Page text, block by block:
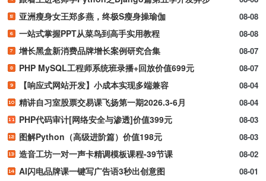
08-08
亚洲瘦身女王郑多燕，终极S瘦身操瑜伽
08-08
一站式掌握PPT从菜鸟到高手实用教程
08-07
增长黑盒新消费品牌增长案例研究合集
08-07
PHP MySQL工程师系统班录播+回放价值699元
08-04
【响应式网站开发】小成本实现多端兼容
08-04
精讲自习室股票交易课飞扬第一期2026.3-6月
08-03
PHP代码审计[网络安全与渗透]价值399元
08-03
图解Python（高级进阶篇）价值198元
08-02
造音工坊一对一声卡精调模板课程-39节课
08-01
AI闪电品牌课一键写广告语3秒出创意图